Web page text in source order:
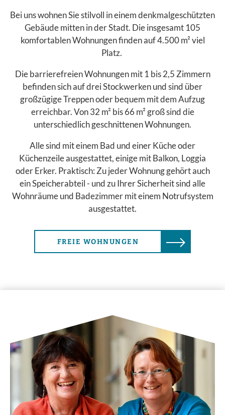
Bei uns wohnen Sie stilvoll in einem denkmalgeschützten
Gebäude mitten in der Stadt. Die insgesamt 105
komfortablen Wohnungen finden auf 4.500 m² viel
Platz.
Die barrierefreien Wohnungen mit 1 bis 2,5 Zimmern
befinden sich auf drei Stockwerken und sind über
großzügige Treppen oder bequem mit dem Aufzug
erreichbar. Von 32 m² bis 66 m² groß sind die
unterschiedlich geschnittenen Wohnungen.
Alle sind mit einem Bad und einer Küche oder
Küchenzeile ausgestattet, einige mit Balkon, Loggia
oder Erker. Praktisch: Zu jeder Wohnung gehört auch
ein Speicherabteil - und zu Ihrer Sicherheit sind alle
Wohnräume und Badezimmer mit einem Notrufsystem
ausgestattet.
FREIE WOHNUNGEN